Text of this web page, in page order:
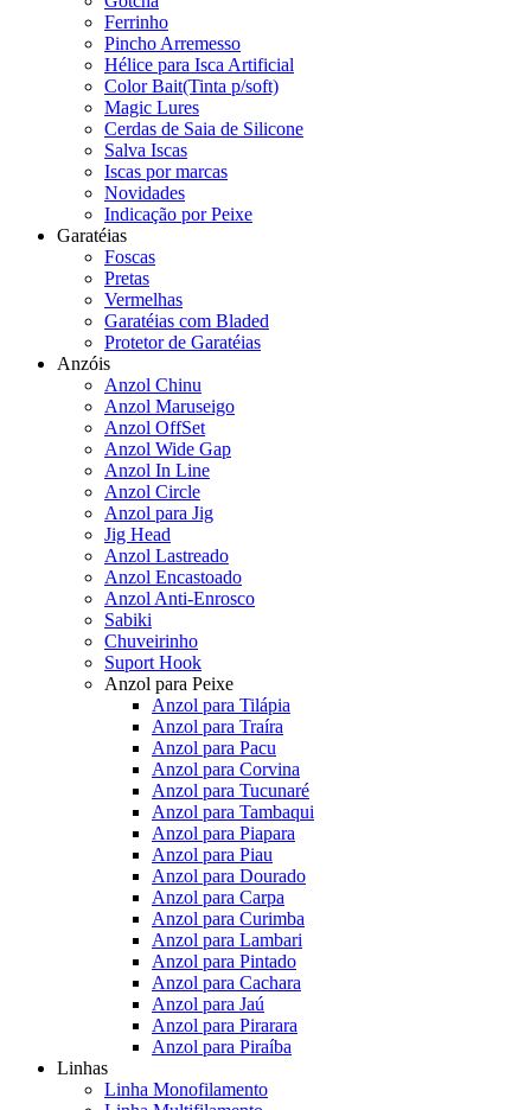
Ferrinho
Pincho Arremesso
Hélice para Isca Artificial
Color Bait(Tinta p/soft)
Magic Lures
Cerdas de Saia de Silicone
Salva Iscas
Iscas por marcas
Novidades
Indicação por Peixe
Garatéias
Foscas
Pretas
Vermelhas
Garatéias com Bladed
Protetor de Garatéias
Anzóis
Anzol Chinu
Anzol Maruseigo
Anzol OffSet
Anzol Wide Gap
Anzol In Line
Anzol Circle
Anzol para Jig
Jig Head
Anzol Lastreado
Anzol Encastoado
Anzol Anti-Enrosco
Sabiki
Chuveirinho
Suport Hook
Anzol para Peixe
Anzol para Tilápia
Anzol para Traíra
Anzol para Pacu
Anzol para Corvina
Anzol para Tucunaré
Anzol para Tambaqui
Anzol para Piapara
Anzol para Piau
Anzol para Dourado
Anzol para Carpa
Anzol para Curimba
Anzol para Lambari
Anzol para Pintado
Anzol para Cachara
Anzol para Jaú
Anzol para Pirarara
Anzol para Piraíba
Linhas
Linha Monofilamento